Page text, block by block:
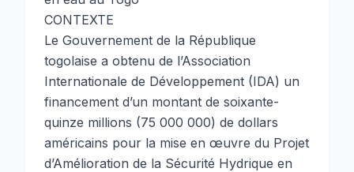
CONTEXTE
Le Gouvernement de la République
togolaise a obtenu de l’Association
Internationale de Développement (IDA) un
financement d’un montant de soixante-
quinze millions (75 000 000) de dollars
américains pour la mise en œuvre du Projet
d’Amélioration de la Sécurité Hydrique en